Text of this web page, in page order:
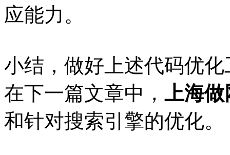
应能力。
小结，做好上述代码优
在下一篇文章中， 上海做
和针对搜索引擎的优化。